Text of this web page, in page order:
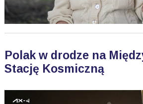
Polak w drodze na
Stację Kosmiczną